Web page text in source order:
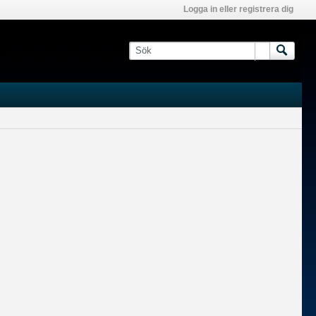
Logga in eller registrera dig